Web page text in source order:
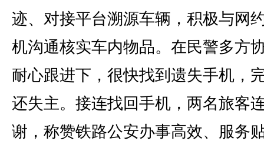
迹、对接平台溯源车辆，积极与网
机沟通核实车内物品。在民警多方
耐心跟进下，很快找到遗失手机，
还失主。接连找回手机，两名旅客
谢，称赞铁路公安办事高效、服务